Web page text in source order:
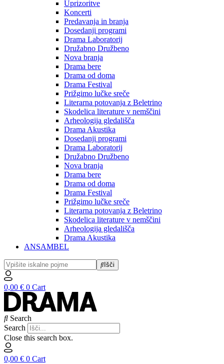
Uprizoritve
Koncerti
Predavanja in branja
Dosedanji programi
Drama Laboratorij
Družabno Družbeno
Nova branja
Drama bere
Drama od doma
Drama Festival
Prižgimo lučke sreče
Literarna potovanja z Beletrino
Skodelica literature v nemščini
Arheologija gledališča
Drama Akustika
Dosedanji programi
Drama Laboratorij
Družabno Družbeno
Nova branja
Drama bere
Drama od doma
Drama Festival
Prižgimo lučke sreče
Literarna potovanja z Beletrino
Skodelica literature v nemščini
Arheologija gledališča
Drama Akustika
ANSAMBEL
Išči
0,00 € 0 Cart
Search
Search
Close this search box.
0,00 € 0 Cart